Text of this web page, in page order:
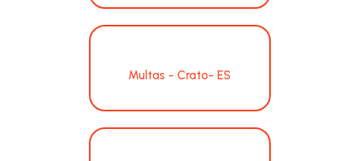
Multas - Crato- ES